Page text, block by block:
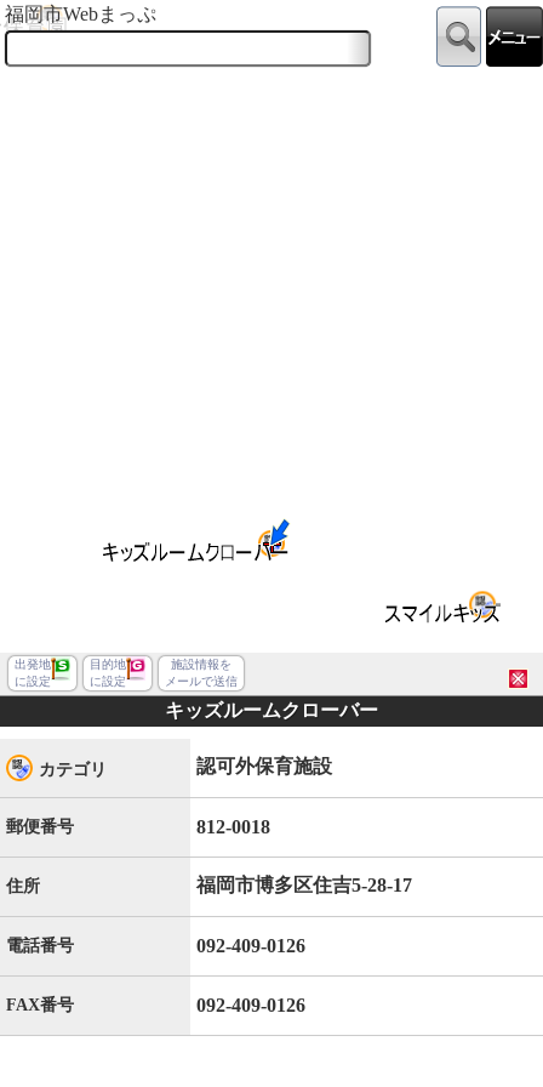
福岡市Webまっぷ
出発地
に設定
目的地
に設定
施設情報を
メールで送信
キッズルームクローバー
カテゴリ 認可外保育施設
郵便番号 812-0018
住所 福岡市博多区住吉5-28-17
電話番号 092-409-0126
FAX番号 092-409-0126